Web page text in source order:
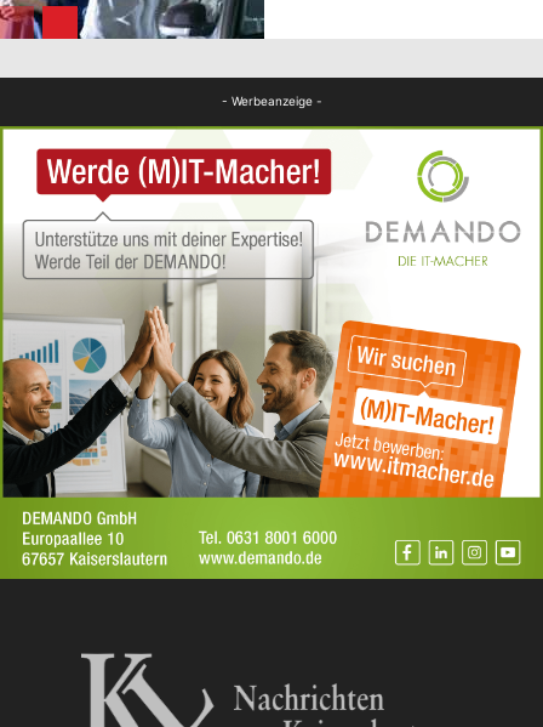
- Werbeanzeige -